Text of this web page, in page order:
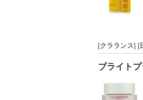
[クラランス] [
ブライト